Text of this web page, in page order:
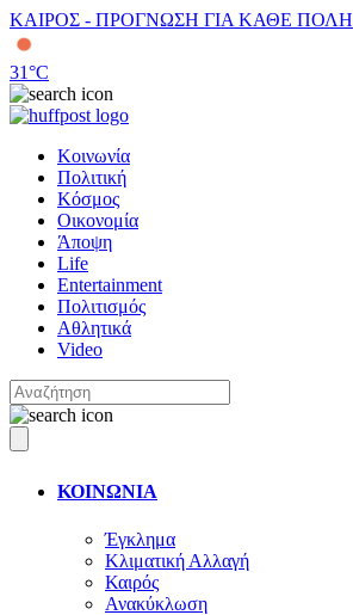
ΚΑΙΡΟΣ - ΠΡΟΓΝΩΣΗ ΓΙΑ ΚΑΘΕ ΠΟΛΗ
31°C
Κοινωνία
Πολιτική
Κόσμος
Οικονομία
Άποψη
Life
Entertainment
Πολιτισμός
Αθλητικά
Video
ΚΟΙΝΩΝΙΑ
Έγκλημα
Κλιματική Αλλαγή
Καιρός
Ανακύκλωση